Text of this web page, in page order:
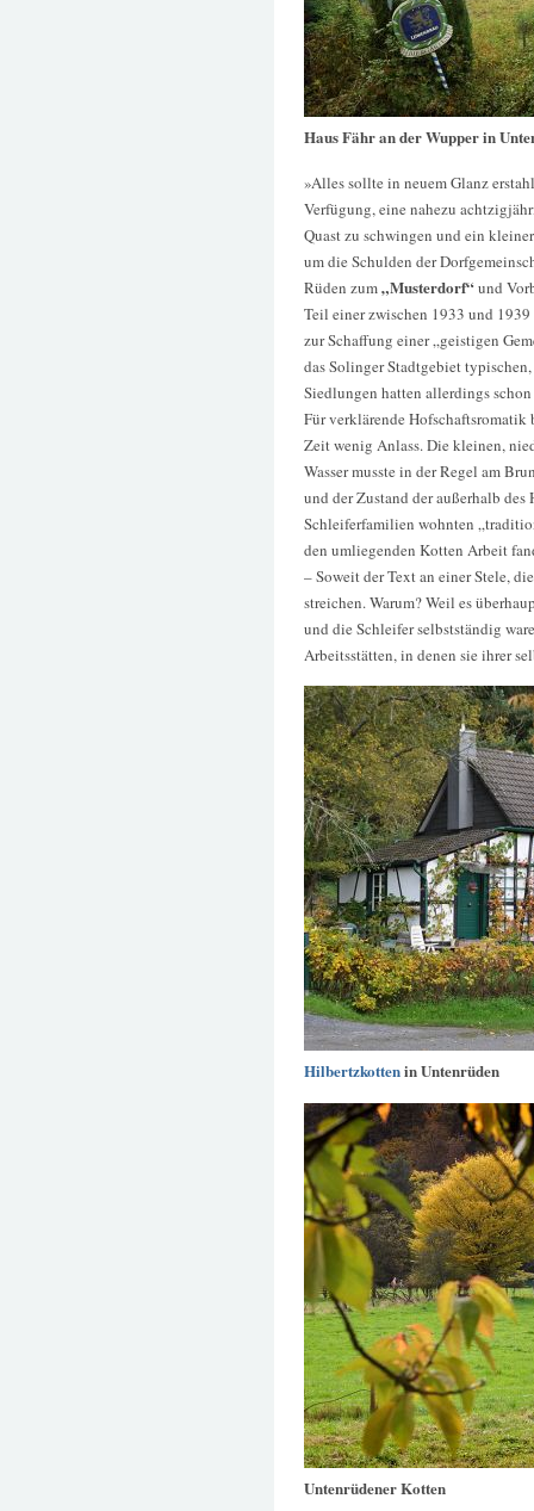
Haus Fähr an der Wupper in
»Alles sollte in neuem Glanz
Verfügung, eine nahezu
Quast zu schwingen und ein
um die Schulden der
Rüden zum„Musterdorf“und
Teil einer zwischen 1933 und
zur Schaffung einer „geistigen
das Solinger Stadtgebiet
Siedlungen hatten allerdings
Für verklärende
Zeit wenig Anlass. Die kleinen,
Wasser musste in der Regel am
und der Zustand der außerhalb
Schleiferfamilien wohnten
den umliegenden Kotten Arbeit
– Soweit der Text an einer Stele,
streichen. Warum? Weil es
und die Schleifer selbstständig
Arbeitsstätten, in denen sie ihrer
Hilbertzkottenin Untenrüden
Untenrüdener Kotten